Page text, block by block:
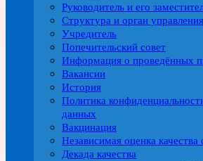
Руководитель и его
Структура и орган управления
Учредитель
Попечительский совет
Информация о проведённых
Вакансии
История
Политика
данных
Вакцинация
Независимая оценка качества
Декада качества